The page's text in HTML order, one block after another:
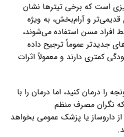
است که برخی تیترها نشان
و آرام‌بخش، به ویژه
افراد مسن استفاده می‌شوند،
جدیدتر عموماً ترجیح داده
کمتری دارند و معمولاً اثرات
را درمان کنید، اما درمان را با
نگران مصرف منظم
داروساز یا پزشک عمومی بخواهد